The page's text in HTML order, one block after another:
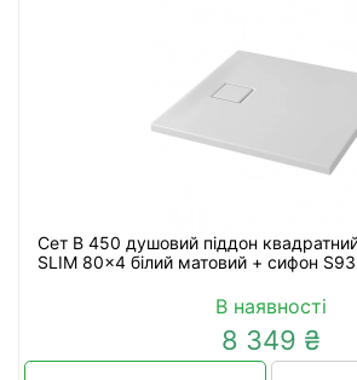
Сет B 450 душовий піддон
SLIM 80x4 білий матовий + сифон
В наявності
8 349 ₴